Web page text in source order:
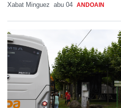
Xabat Minguez abu 04 ANDOAIN